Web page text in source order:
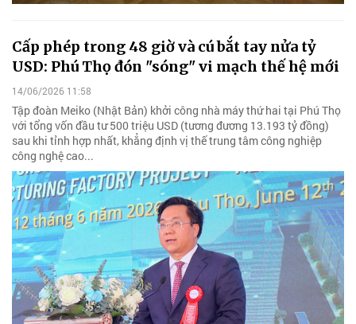
Cấp phép trong 48 giờ và cú bắt tay nửa tỷ
USD: Phú Thọ đón "sóng" vi mạch thế hệ mới
14/06/2026 11:58
Tập đoàn Meiko (Nhật Bản) khởi công nhà máy thứ hai tại Phú Thọ
với tổng vốn đầu tư 500 triệu USD (tương đương 13.193 tỷ đồng)
sau khi tỉnh hợp nhất, khẳng định vị thế trung tâm công nghiệp
công nghệ cao...